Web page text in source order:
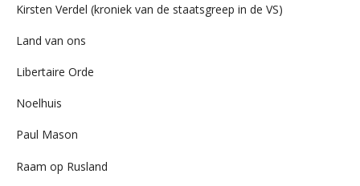
Kirsten Verdel (kroniek van de staatsgreep in de VS)
Land van ons
Libertaire Orde
Noelhuis
Paul Mason
Raam op Rusland